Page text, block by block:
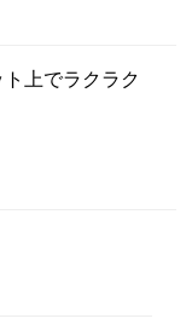
上でラクラク